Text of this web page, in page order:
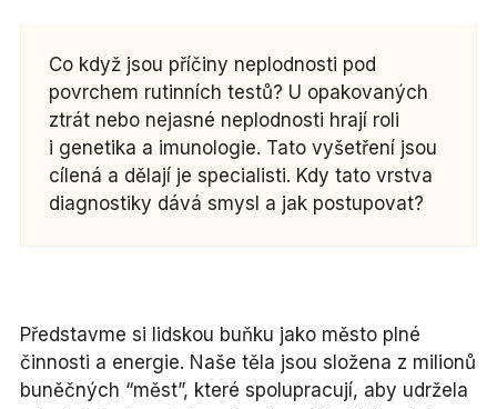
Co když jsou příčiny neplodnosti pod
povrchem rutinních testů? U opakovaných
ztrát nebo nejasné neplodnosti hrají roli
i genetika a imunologie. Tato vyšetření jsou
cílená a dělají je specialisti. Kdy tato vrstva
diagnostiky dává smysl a jak postupovat?
Představme si lidskou buňku jako město plné
činnosti a energie. Naše těla jsou složena z milionů
buněčných “měst”, které spolupracují, aby udržela